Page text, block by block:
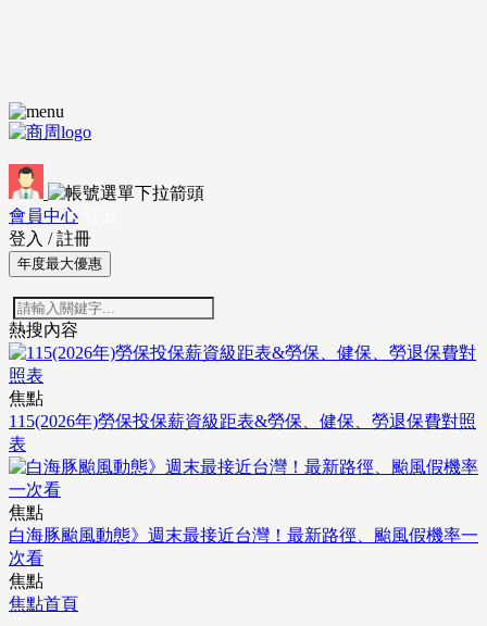
會員中心
登入 / 註冊
年度最大優惠
熱搜內容
焦點
115(2026年)勞保投保薪資級距表&勞保、健保、勞退保費對照
表
焦點
白海豚颱風動態》週末最接近台灣！最新路徑、颱風假機率一
次看
焦點
焦點首頁